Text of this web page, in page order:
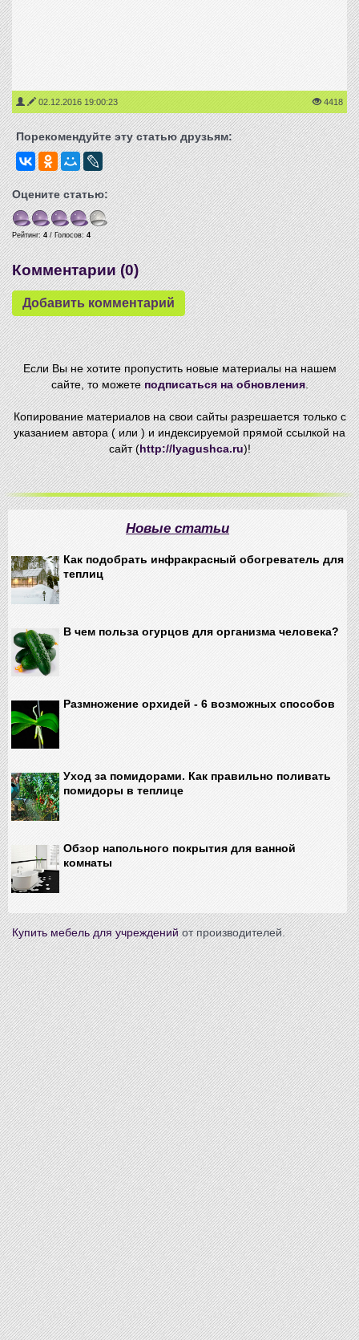
02.12.2016 19:00:23 4418
Порекомендуйте эту статью друзьям:
Оцените статью:
Рейтинг:4/ Голосов:4
Комментарии (0)
Если Вы не хотите пропустить новые материалы на нашем
сайте, то можетеподписаться на обновления.
Копирование материалов на свои сайты разрешается только с
указанием автора ( или ) и индексируемой прямой ссылкой на
сайт (http://lyagushca.ru)!
Новые статьи
Как подобрать инфракрасный обогреватель для
теплиц
В чем польза огурцов для организма человека?
Размножение орхидей - 6 возможных способов
Уход за помидорами. Как правильно поливать
помидоры в теплице
Обзор напольного покрытия для ванной
комнаты
Купить мебель для учрежденийот производителей.